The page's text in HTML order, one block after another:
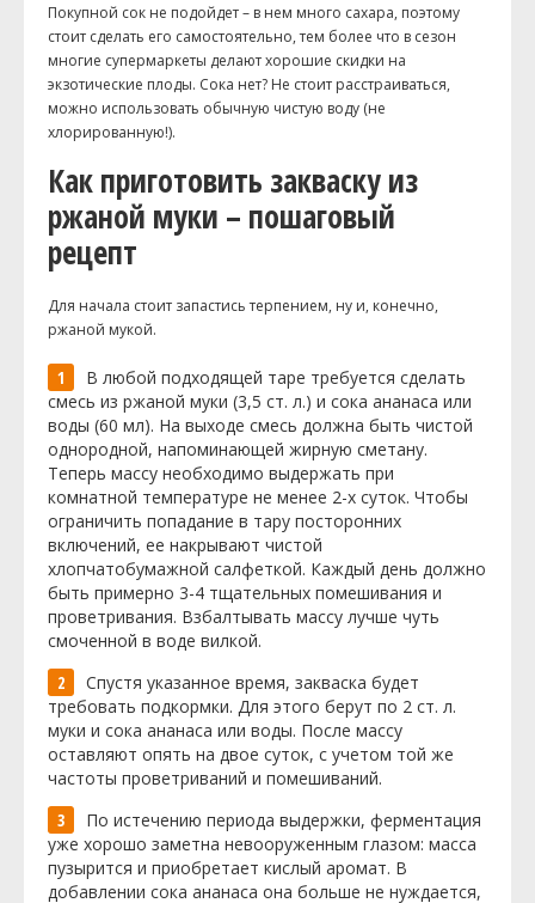
Покупной сок не подойдет – в нем много сахара, поэтому
стоит сделать его самостоятельно, тем более что в сезон
многие супермаркеты делают хорошие скидки на
экзотические плоды. Сока нет? Не стоит расстраиваться,
можно использовать обычную чистую воду (не
хлорированную!).
Как приготовить закваску из
ржаной муки – пошаговый
рецепт
Для начала стоит запастись терпением, ну и, конечно,
ржаной мукой.
В любой подходящей таре требуется сделать
смесь из ржаной муки (3,5 ст. л.) и сока ананаса или
воды (60 мл). На выходе смесь должна быть чистой
однородной, напоминающей жирную сметану.
Теперь массу необходимо выдержать при
комнатной температуре не менее 2-х суток. Чтобы
ограничить попадание в тару посторонних
включений, ее накрывают чистой
хлопчатобумажной салфеткой. Каждый день должно
быть примерно 3-4 тщательных помешивания и
проветривания. Взбалтывать массу лучше чуть
смоченной в воде вилкой.
Спустя указанное время, закваска будет
требовать подкормки. Для этого берут по 2 ст. л.
муки и сока ананаса или воды. После массу
оставляют опять на двое суток, с учетом той же
частоты проветриваний и помешиваний.
По истечению периода выдержки, ферментация
уже хорошо заметна невооруженным глазом: масса
пузырится и приобретает кислый аромат. В
добавлении сока ананаса она больше не нуждается,